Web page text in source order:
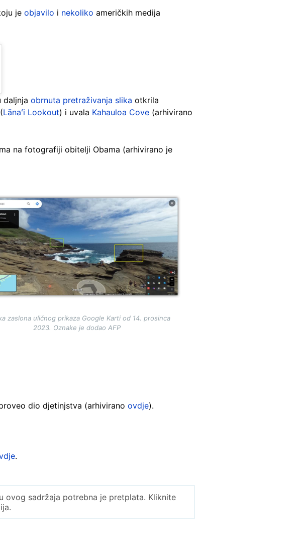
je objavilo i nekoliko američkih medija
daljnja obrnuta pretraživanja slika otkrila
Lānaʻi Lookout) i uvala Kahauloa Cove (arhivirano
na fotografiji obitelji Obama (arhivirano je
zaslona uličnog prikaza Google Karti od 14. prosinca
2023. Oznake je dodao AFP
dio djetinjstva (arhivirano ovdje).
.
ovog sadržaja potrebna je pretplata. Kliknite